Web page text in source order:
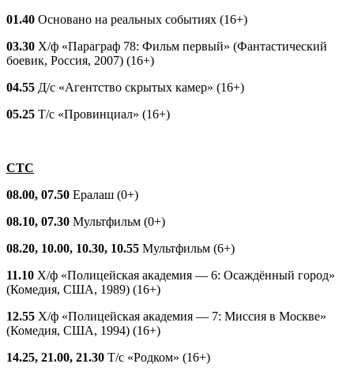
01.40 Основано на реальных событиях (16+)
03.30 Х/ф «Параграф 78: Фильм первый» (Фантастический
боевик, Россия, 2007) (16+)
04.55 Д/с «Агентство скрытых камер» (16+)
05.25 Т/с «Провинциал» (16+)
СТС
08.00, 07.50 Ералаш (0+)
08.10, 07.30 Мультфильм (0+)
08.20, 10.00, 10.30, 10.55 Мультфильм (6+)
11.10 Х/ф «Полицейская академия — 6: Осаждённый город»
(Комедия, США, 1989) (16+)
12.55 Х/ф «Полицейская академия — 7: Миссия в Москве»
(Комедия, США, 1994) (16+)
14.25, 21.00, 21.30 Т/с «Родком» (16+)